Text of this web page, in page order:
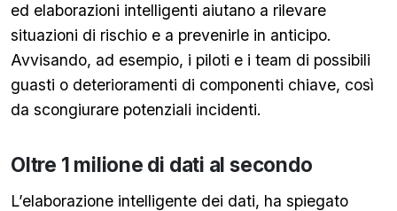
ed elaborazioni intelligenti aiutano a rilevare
situazioni di rischio e a prevenirle in anticipo.
Avvisando, ad esempio, i piloti e i team di possibili
guasti o deterioramenti di componenti chiave, così
da scongiurare potenziali incidenti.
Oltre 1 milione di dati al secondo
L’elaborazione intelligente dei dati, ha spiegato